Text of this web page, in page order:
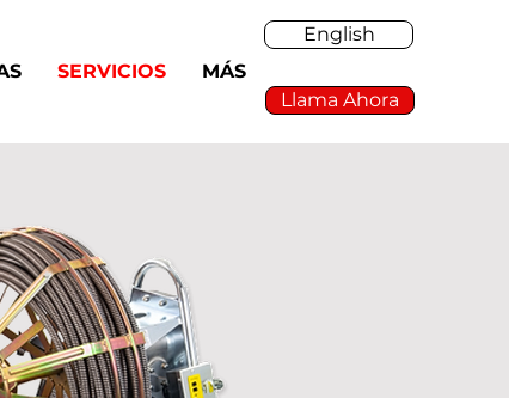
SERVICIOS MÁS
English
Llama Ahora